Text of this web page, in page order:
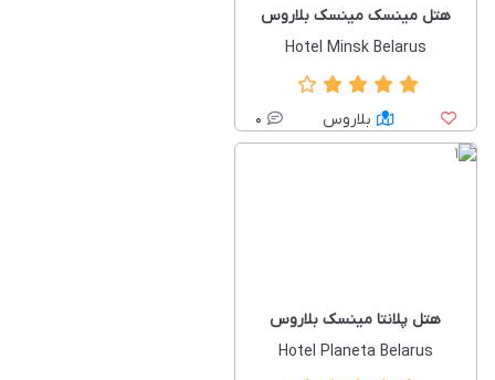
هتل مینسک مینسک بلاروس
Hotel Minsk Belarus
بلاروس 0
هتل پلانتا مینسک بلاروس
Hotel Planeta Belarus